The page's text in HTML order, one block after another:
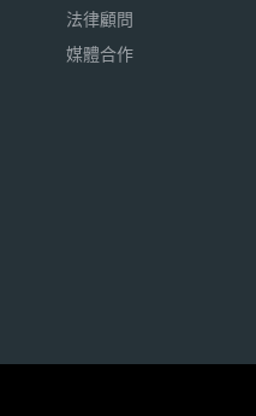
法律顧問
媒體合作